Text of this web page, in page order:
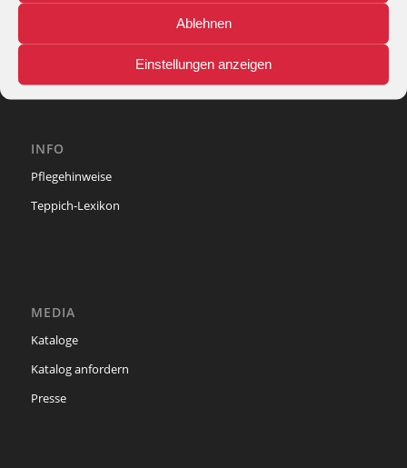
Ablehnen
Einstellungen anzeigen
phone: + 49 (2327) 3083 - 20
e-mail:info@theko-collection.com
INFO
Pflegehinweise
Teppich-Lexikon
MEDIA
Kataloge
Katalog anfordern
Presse